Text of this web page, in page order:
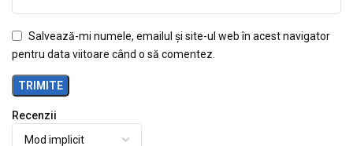
Recenzii
Salvează-mi numele, emailul și site-ul web în acest navigator
pentru data viitoare când o să comentez.